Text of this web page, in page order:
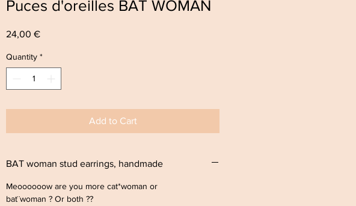
Puces d'oreilles BAT WOMAN
24,00 €Price
Quantity *
Add to Cart
BAT woman stud earrings, handmade
Meoooooow are you more cat*woman or
bat¨woman ? Or both ??